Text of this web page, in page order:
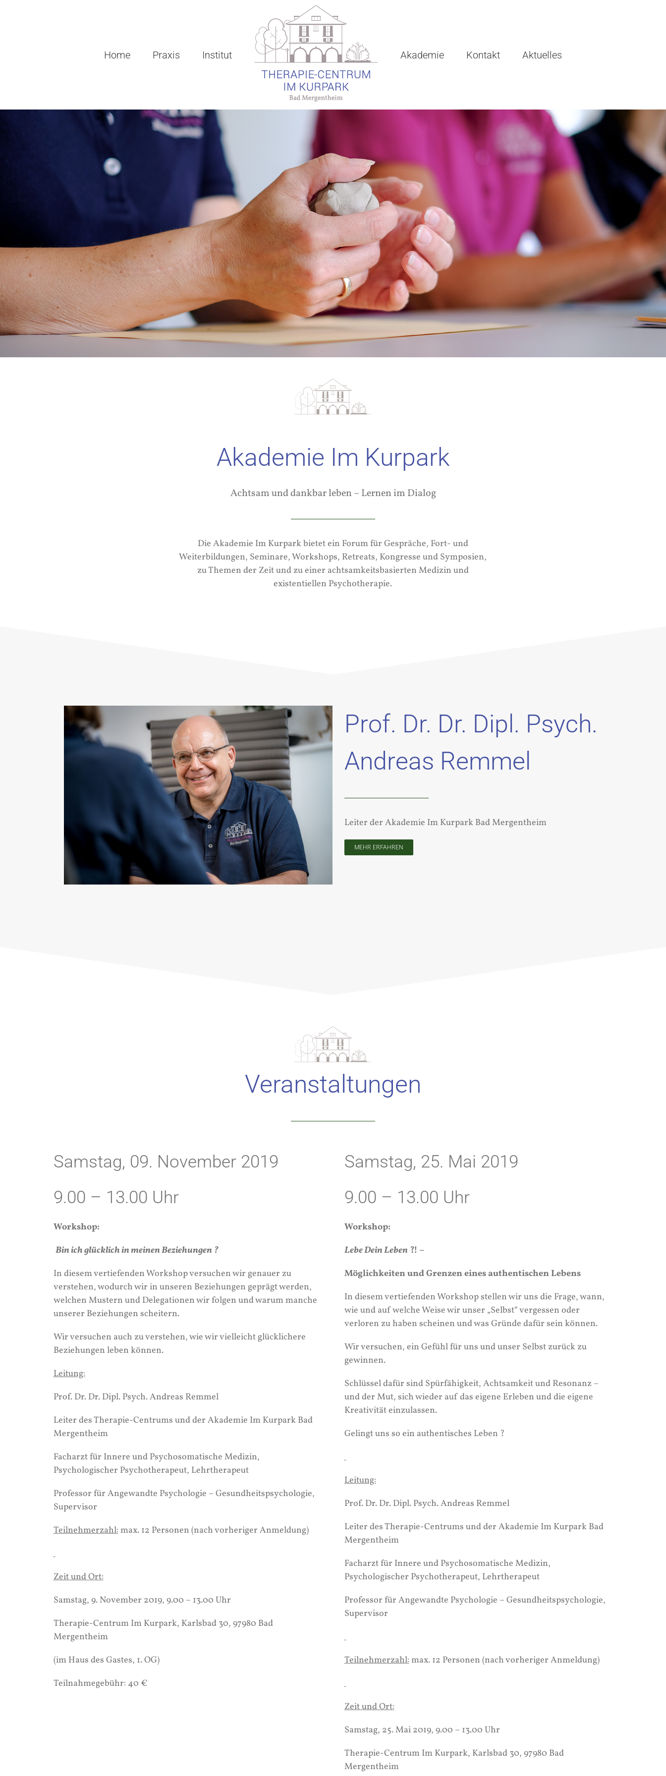
Home Praxis Institut Akademie Kontakt Aktuelles
Akademie Im Kurpark
Achtsam und dankbar leben – Lernen im Dialog
Die Akademie Im Kurpark bietet ein Forum für Gespräche, Fort- und
Weiterbildungen, Seminare, Workshops, Retreats, Kongresse und Symposien,
zu Themen der Zeit und zu einer achtsamkeitsbasierten Medizin und
existentiellen Psychotherapie.
Prof. Dr. Dr. Dipl. Psych.
Andreas Remmel
Leiter der Akademie Im Kurpark Bad Mergentheim
MEHR ERFAHREN
Veranstaltungen
Samstag, 09. November 2019
9.00 – 13.00 Uhr
Workshop:
Bin ich glücklich in meinen Beziehungen ?
In diesem vertiefenden Workshop versuchen wir genauer zu
verstehen, wodurch wir in unseren Beziehungen geprägt werden,
welchen Mustern und Delegationen wir folgen und warum manche
unserer Beziehungen scheitern.
Wir versuchen auch zu verstehen, wie wir vielleicht glücklichere
Beziehungen leben können.
Leitung:
Prof. Dr. Dr. Dipl. Psych. Andreas Remmel
Leiter des Therapie-Centrums und der Akademie Im Kurpark Bad
Mergentheim
Facharzt für Innere und Psychosomatische Medizin,
Psychologischer Psychotherapeut, Lehrtherapeut
Professor für Angewandte Psychologie – Gesundheitspsychologie,
Supervisor
Teilnehmerzahl:max. 12 Personen (nach vorheriger Anmeldung)
Zeit und Ort:
Samstag, 9. November 2019, 9.00 – 13.00 Uhr
Therapie-Centrum Im Kurpark, Karlsbad 30, 97980 Bad
Mergentheim
(im Haus des Gastes, 1. OG)
Teilnahmegebühr: 40 €
Samstag, 25. Mai 2019
9.00 – 13.00 Uhr
Workshop:
Lebe Dein Leben ?! –
Möglichkeiten und Grenzen eines authentischen Lebens
In diesem vertiefenden Workshop stellen wir uns die Frage, wann,
wie und auf welche Weise wir unser „Selbst“ vergessen oder
verloren zu haben scheinen und was Gründe dafür sein können.
Wir versuchen, ein Gefühl für uns und unser Selbst zurück zu
gewinnen.
Schlüssel dafür sind Spürfähigkeit, Achtsamkeit und Resonanz –
und der Mut, sich wieder auf das eigene Erleben und die eigene
Kreativität einzulassen.
Gelingt uns so ein authentisches Leben ?
Leitung:
Prof. Dr. Dr. Dipl. Psych. Andreas Remmel
Leiter des Therapie-Centrums und der Akademie Im Kurpark Bad
Mergentheim
Facharzt für Innere und Psychosomatische Medizin,
Psychologischer Psychotherapeut, Lehrtherapeut
Professor für Angewandte Psychologie – Gesundheitspsychologie,
Supervisor
Teilnehmerzahl:max. 12 Personen (nach vorheriger Anmeldung)
Zeit und Ort:
Samstag, 25. Mai 2019, 9.00 – 13.00 Uhr
Therapie-Centrum Im Kurpark, Karlsbad 30, 97980 Bad
Mergentheim